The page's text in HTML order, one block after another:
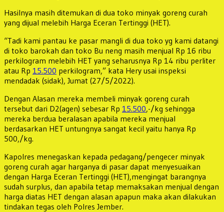
Hasilnya masih ditemukan di dua toko minyak goreng curah
yang dijual melebih Harga Eceran Tertinggi (HET).
“Tadi kami pantau ke pasar mangli di dua toko yg kami datangi
di toko barokah dan toko Bu neng masih menjual Rp 16 ribu
perkilogram melebih HET yang seharusnya Rp 14 ribu perliter
atau Rp 15.500 perkilogram,” kata Hery usai inspeksi
mendadak (sidak), Jumat (27/5/2022).
Dengan Alasan mereka membeli minyak goreng curah
tersebut dari D2(agen) sebesar Rp 15.500,-/kg sehingga
mereka berdua beralasan apabila mereka menjual
berdasarkan HET untungnya sangat kecil yaitu hanya Rp
500,/kg.
Kapolres menegaskan kepada pedagang/pengecer minyak
goreng curah agar harganya di pasar dapat menyesuaikan
dengan Harga Eceran Tertinggi (HET),mengingat barangnya
sudah surplus, dan apabila tetap memaksakan menjual dengan
harga diatas HET dengan alasan apapun maka akan dilakukan
tindakan tegas oleh Polres Jember.